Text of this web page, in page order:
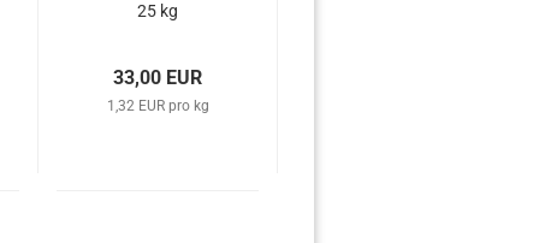
25 kg
33,00 EUR
1,32 EUR pro kg